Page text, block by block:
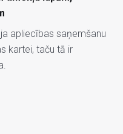
apliecības saņemšanu
kartei, taču tā ir